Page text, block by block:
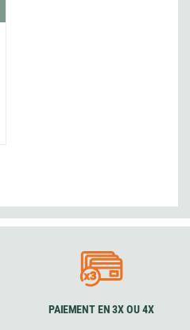
PAIEMENT EN 3X OU 4X